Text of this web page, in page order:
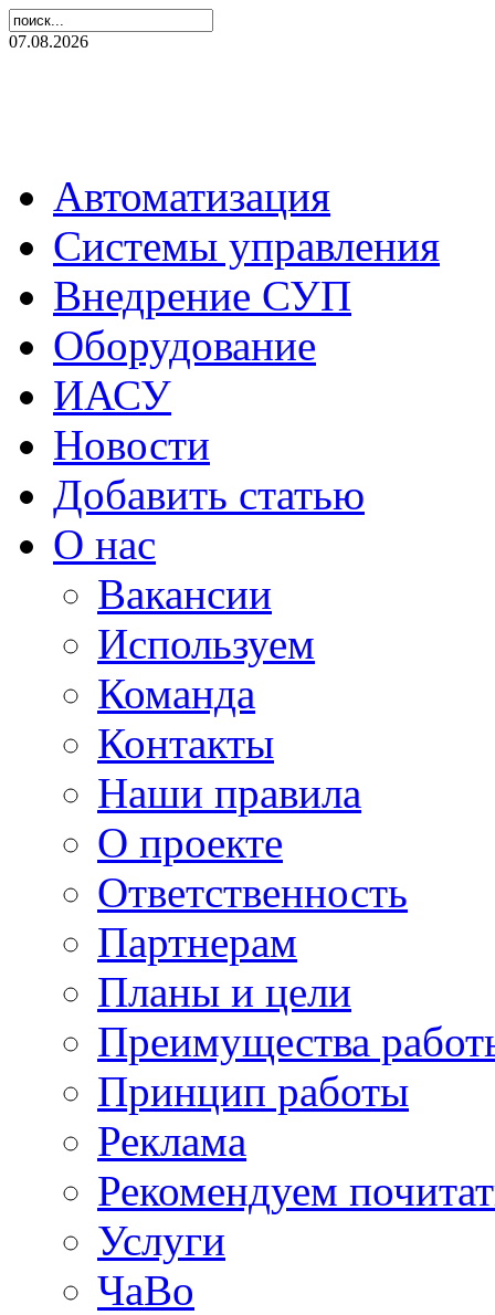
07.08.2026
Автоматизация
Системы управления
Внедрение СУП
Оборудование
ИАСУ
Новости
Добавить статью
О нас
Вакансии
Используем
Команда
Контакты
Наши правила
О проекте
Ответственность
Партнерам
Планы и цели
Преимущества
Принцип работы
Реклама
Рекомендуем
Услуги
ЧаВо